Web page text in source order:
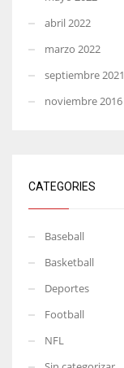
abril 2022
marzo 2022
septiembre 2021
noviembre 2016
CATEGORIES
Baseball
Basketball
Deportes
Football
NFL